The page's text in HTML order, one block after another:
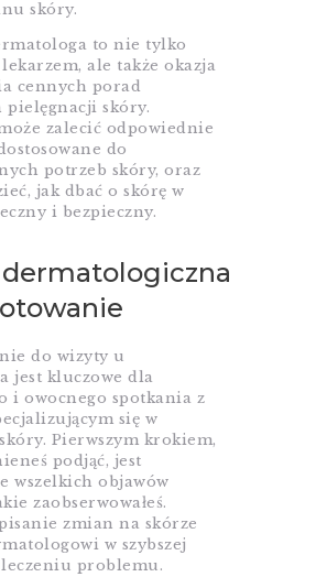
skóry.
to nie tylko
ale także okazja
cennych porad
pielęgnacji skóry.
zalecić odpowiednie
do
potrzeb skóry, oraz
jak dbać o skórę w
i bezpieczny.
do wizyty u
jest kluczowe dla
i owocnego spotkania z
się w
Pierwszym krokiem,
podjąć, jest
wszelkich objawów
zaobserwowałeś.
zmian na skórze
w szybszej
problemu.